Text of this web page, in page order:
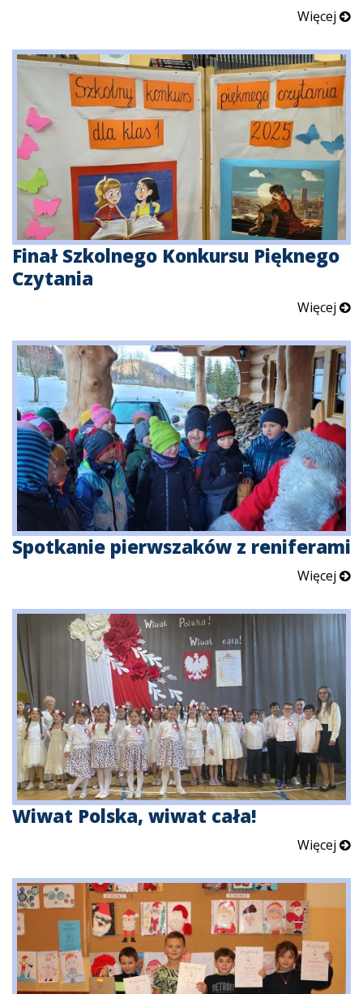
Więcej
Finał Szkolnego Konkursu Pięknego
Czytania
Więcej
Spotkanie pierwszaków z reniferami
Więcej
Wiwat Polska, wiwat cała!
Więcej